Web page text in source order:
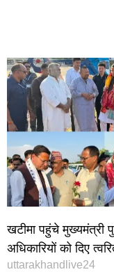
खटीमा पहुंचे मुख्यमंत्री
अधिकारियों को दिए
uttarakhandlive24